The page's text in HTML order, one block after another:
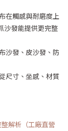
在觸感與耐磨度上
沙發能提供更完整
沙發、皮沙發、防
尺寸、坐感、材質
解析（工廠直營